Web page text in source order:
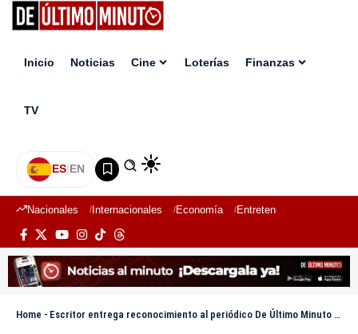
Inicio Noticias Cine Loterías Finanzas
TV
ES|EN
Nacionales Internacionales Economía Entretenimiento
Home - Escritor entrega reconocimiento al periódico De Último Minuto por su veracidad y puntualidad al informar